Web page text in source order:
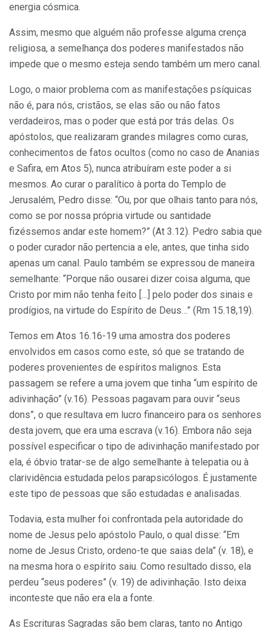
energia cósmica.
Assim, mesmo que alguém não professe alguma crença
religiosa, a semelhança dos poderes manifestados não
impede que o mesmo esteja sendo também um mero canal.
Logo, o maior problema com as manifestações psíquicas
não é, para nós, cristãos, se elas são ou não fatos
verdadeiros, mas o poder que está por trás delas. Os
apóstolos, que realizaram grandes milagres como curas,
conhecimentos de fatos ocultos (como no caso de Ananias
e Safira, em Atos 5), nunca atribuíram este poder a si
mesmos. Ao curar o paralítico à porta do Templo de
Jerusalém, Pedro disse: “Ou, por que olhais tanto para nós,
como se por nossa própria virtude ou santidade
fizéssemos andar este homem?” (At 3.12). Pedro sabia que
o poder curador não pertencia a ele, antes, que tinha sido
apenas um canal. Paulo também se expressou de maneira
semelhante: “Porque não ousarei dizer coisa alguma, que
Cristo por mim não tenha feito […] pelo poder dos sinais e
prodígios, na virtude do Espírito de Deus…” (Rm 15.18,19).
Temos em Atos 16.16-19 uma amostra dos poderes
envolvidos em casos como este, só que se tratando de
poderes provenientes de espíritos malignos. Esta
passagem se refere a uma jovem que tinha “um espírito de
adivinhação” (v.16). Pessoas pagavam para ouvir “seus
dons”, o que resultava em lucro financeiro para os senhores
desta jovem, que era uma escrava (v.16). Embora não seja
possível especificar o tipo de adivinhação manifestado por
ela, é óbvio tratar-se de algo semelhante à telepatia ou à
clarividência estudada pelos parapsicólogos. É justamente
este tipo de pessoas que são estudadas e analisadas.
Todavia, esta mulher foi confrontada pela autoridade do
nome de Jesus pelo apóstolo Paulo, o qual disse: “Em
nome de Jesus Cristo, ordeno-te que saias dela” (v. 18), e
na mesma hora o espírito saiu. Como resultado disso, ela
perdeu “seus poderes” (v. 19) de adivinhação. Isto deixa
inconteste que não era ela a fonte.
As Escrituras Sagradas são bem claras, tanto no Antigo